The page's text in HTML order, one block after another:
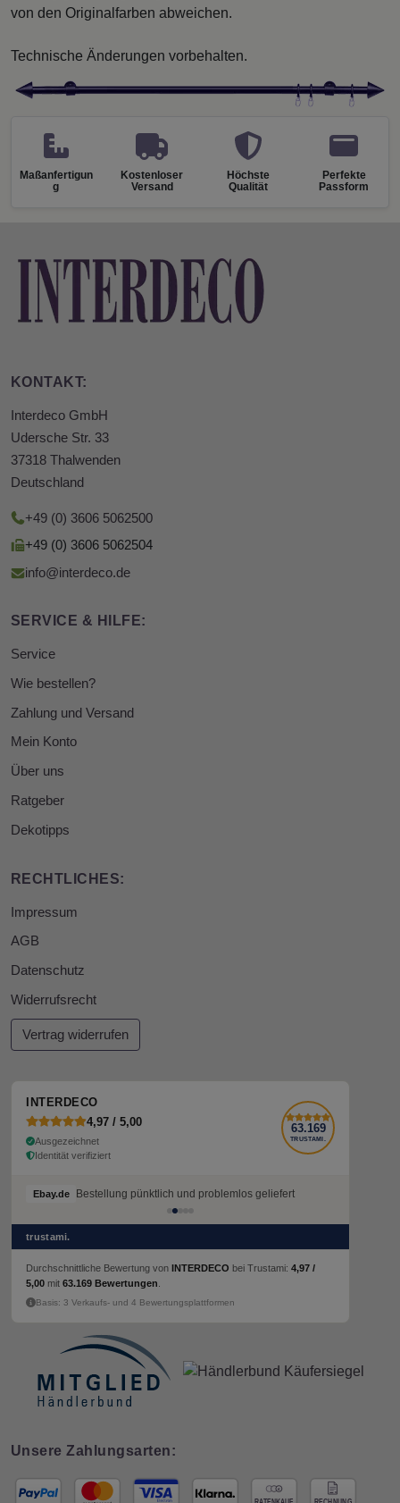
von den Originalfarben abweichen.
Technische Änderungen vorbehalten.
Maßanfertigun
g
Kostenloser
Versand
Höchste
Qualität
Perfekte
Passform
KONTAKT:
Interdeco GmbH
Udersche Str. 33
37318 Thalwenden
Deutschland
+49 (0) 3606 5062500
+49 (0) 3606 5062504
info@interdeco.de
SERVICE & HILFE:
Service
Wie bestellen?
Zahlung und Versand
Mein Konto
Über uns
Ratgeber
Dekotipps
RECHTLICHES:
Impressum
AGB
Datenschutz
Widerrufsrecht
Vertrag widerrufen
INTERDECO
4,97 / 5,00
Ausgezeichnet
Identität verifiziert
63.169
TRUSTAMI.
Ebay.de Bestellung pünktlich und problemlos geliefert
trustami.
Durchschnittliche Bewertung von INTERDECO bei Trustami: 4,97 /
5,00 mit 63.169 Bewertungen
Basis: 3 Verkaufs- und 4 Bewertungsplattformen
Unsere Zahlungsarten: